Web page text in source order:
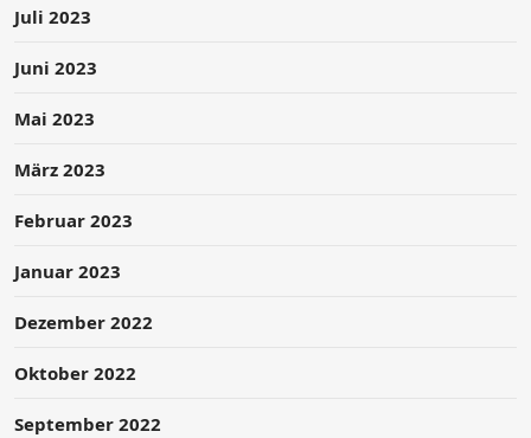
Juli 2023
Juni 2023
Mai 2023
März 2023
Februar 2023
Januar 2023
Dezember 2022
Oktober 2022
September 2022